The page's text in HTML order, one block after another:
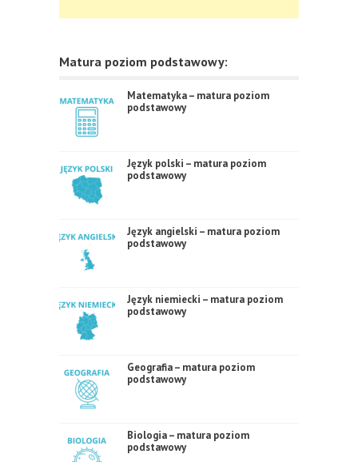
Matura poziom podstawowy:
Matematyka – matura poziom
podstawowy
Język polski – matura poziom
podstawowy
Język angielski – matura poziom
podstawowy
Język niemiecki – matura poziom
podstawowy
Geografia – matura poziom
podstawowy
Biologia – matura poziom
podstawowy